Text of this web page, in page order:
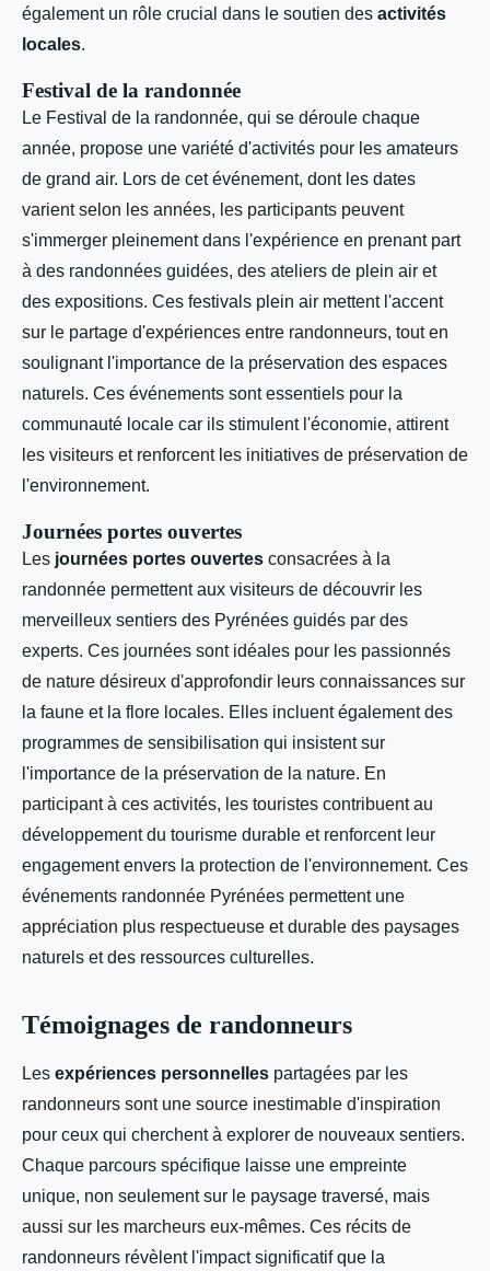
également un rôle crucial dans le soutien des activités
locales.
Festival de la randonnée
Le Festival de la randonnée, qui se déroule chaque
année, propose une variété d'activités pour les amateurs
de grand air. Lors de cet événement, dont les dates
varient selon les années, les participants peuvent
s'immerger pleinement dans l'expérience en prenant part
à des randonnées guidées, des ateliers de plein air et
des expositions. Ces festivals plein air mettent l'accent
sur le partage d'expériences entre randonneurs, tout en
soulignant l'importance de la préservation des espaces
naturels. Ces événements sont essentiels pour la
communauté locale car ils stimulent l'économie, attirent
les visiteurs et renforcent les initiatives de préservation de
l'environnement.
Journées portes ouvertes
Les journées portes ouvertes consacrées à la
randonnée permettent aux visiteurs de découvrir les
merveilleux sentiers des Pyrénées guidés par des
experts. Ces journées sont idéales pour les passionnés
de nature désireux d'approfondir leurs connaissances sur
la faune et la flore locales. Elles incluent également des
programmes de sensibilisation qui insistent sur
l'importance de la préservation de la nature. En
participant à ces activités, les touristes contribuent au
développement du tourisme durable et renforcent leur
engagement envers la protection de l'environnement. Ces
événements randonnée Pyrénées permettent une
appréciation plus respectueuse et durable des paysages
naturels et des ressources culturelles.
Témoignages de randonneurs
Les expériences personnelles partagées par les
randonneurs sont une source inestimable d'inspiration
pour ceux qui cherchent à explorer de nouveaux sentiers.
Chaque parcours spécifique laisse une empreinte
unique, non seulement sur le paysage traversé, mais
aussi sur les marcheurs eux-mêmes. Ces récits de
randonneurs révèlent l'impact significatif que la